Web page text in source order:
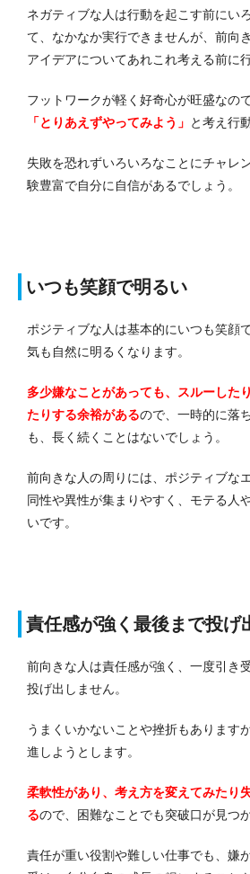
ネガティブな人は行動を起こす前にい
て、なかなか実行できませんが、前向
アイデアについてあれこれ考える前に
フットワークが軽く好奇心が旺盛なので
「とりあえずやってみよう」 と考え行
失敗を恐れずいろいろなことにチャレ
験豊富で自分に自信があるでしょう。
いつも笑顔で明るい
ポジティブな人は基本的にいつも笑顔
気も自然に明るくなります。
多少嫌なことがあっても、スルーした
たりする余裕があるので、一時的に落
も、長く続くことはないでしょう。
前向きな人の周りには、ポジティブな
同性や異性が集まりやすく、モテる人
いです。
責任感が強く最後まで投げ
前向きな人は責任感が強く、一度引き
投げ出しません。
うまくいかないことや挫折もあります
進しようとします。
柔軟性があり、考え方を変えてみたり
るので、困難なことでも突破口が見つ
責任が重い役割や難しい仕事でも、嫌